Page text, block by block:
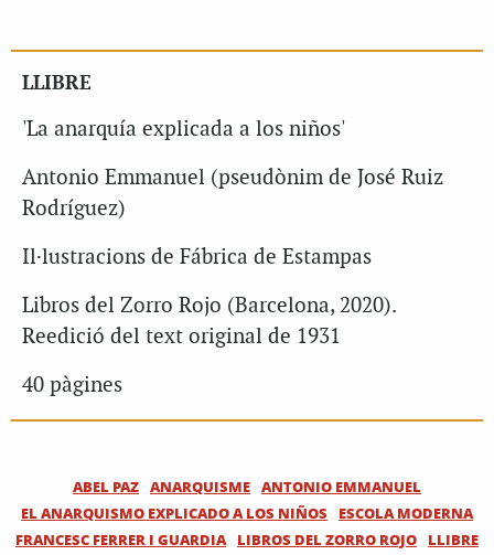
LLIBRE
'La anarquía explicada a los niños'
Antonio Emmanuel (pseudònim de José Ruiz
Rodríguez)
Il·lustracions de Fábrica de Estampas
Libros del Zorro Rojo (Barcelona, 2020).
Reedició del text original de 1931
40 pàgines
ABEL PAZ ANARQUISME ANTONIO EMMANUEL
EL ANARQUISMO EXPLICADO A LOS NIÑOS
ESCOLA MODERNA
FRANCESC FERRER I GUARDIA
LIBROS DEL ZORRO ROJO
LLIBRE